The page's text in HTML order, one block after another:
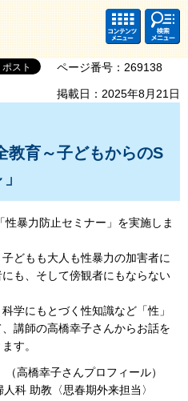
コンテ
ンツメ
ニュー
検索・
共通メ
ニュー
ページ番号：269138
掲載日：2025年8月21日
教育～子どもからのS
力防止セミナー」を実施しま
も大人も性暴力の加害者に
にも、そして傍観者にもならない
もとづく性知識など「性」
講師の高橋幸子さんからお話を
す。
幸子さんプロフィール）
教〈思春期外来担当〉